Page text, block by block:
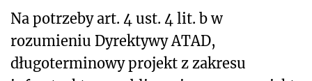
Na potrzeby art. 4 ust. 4 lit. b w
rozumieniu Dyrektywy ATAD,
długoterminowy projekt z zakresu